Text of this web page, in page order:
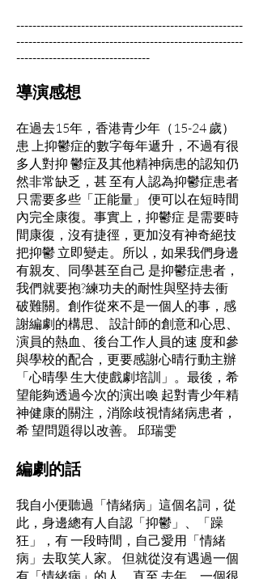
--------------------------------------------------------
--------------------------------------------------------
---------------------------------
導演感想
在過去15年，香港青少年（15-24 歲）
患 上抑鬱症的數字每年遞升，不過有很
多人對抑 鬱症及其他精神病患的認知仍
然非常缺乏，甚 至有人認為抑鬱症患者
只需要多些「正能量」 便可以在短時間
內完全康復。事實上，抑鬱症 是需要時
間康復，沒有捷徑，更加沒有神奇絕技
把抑鬱 立即變走。所以，如果我們身邊
有親友、同學甚至自己 是抑鬱症患者，
我們就要抱?練功夫的耐性與堅持去衝
破難關。創作從來不是一個人的事，感
謝編劇的構思、 設計師的創意和心思、
演員的熱血、後台工作人員的速 度和參
與學校的配合，更要感謝心晴行動主辦
「心晴學 生大使戲劇培訓」。最後，希
望能夠透過今次的演出喚 起對青少年精
神健康的關注，消除歧視情緒病患者，
希 望問題得以改善。 邱瑞雯
編劇的話
我自小便聽過「情緒病」這個名詞，從
此，身邊總有人自認「抑鬱」、「躁
狂」，有 一段時間，自己愛用「情緒
病」去取笑人家。 但就從沒有遇過一個
有「情緒病」的人。直至 去年，一個很